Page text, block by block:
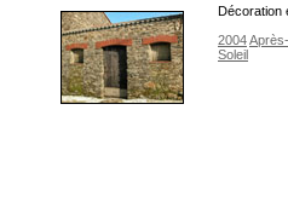
Décoration
2004
Soleil